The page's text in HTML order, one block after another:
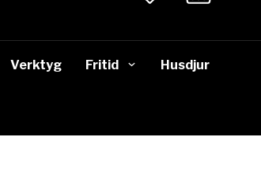
Verktyg Fritid Husdjur